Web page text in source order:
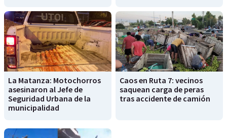
La Matanza: Motochorros
asesinaron al Jefe de
Seguridad Urbana de la
municipalidad
Caos en Ruta 7: vecinos
saquean carga de peras
tras accidente de camión